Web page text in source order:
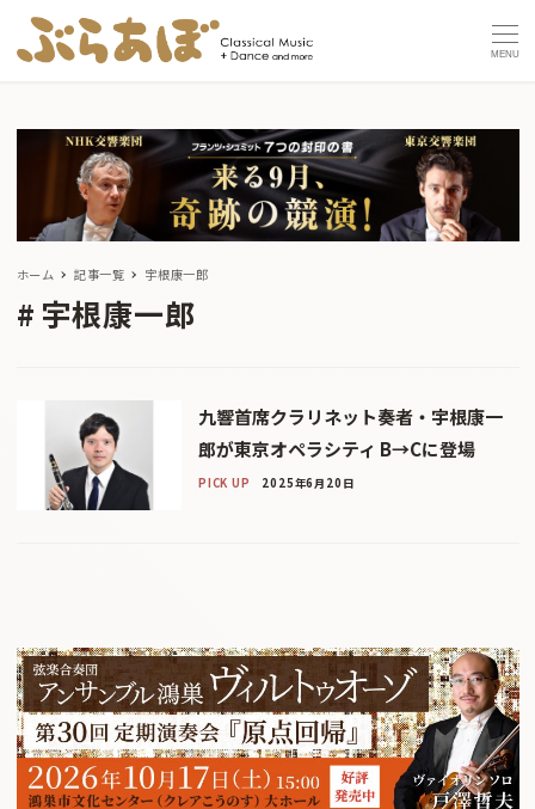
MENU
ホーム 記事一覧 宇根康一郎
宇根康一郎
九響首席クラリネット奏者・宇根康一
郎が東京オペラシティ B→Cに登場
PICK UP 2025年6月20日